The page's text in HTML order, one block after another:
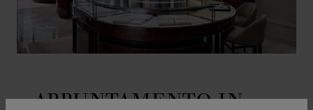
APPUNTAMENTO IN